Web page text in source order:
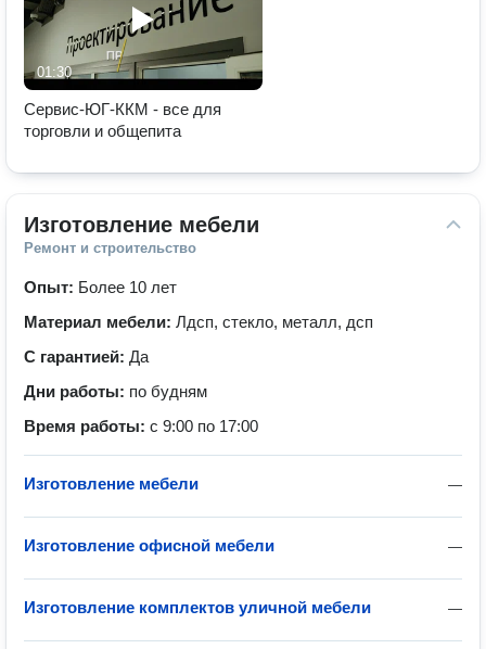
01:30
Сервис-ЮГ-ККМ - все для
торговли и общепита
Изготовление мебели
Ремонт и строительство
Опыт: Более 10 лет
Материал мебели: Лдсп, стекло, металл, дсп
С гарантией: Да
Дни работы: по будням
Время работы: с 9:00 по 17:00
—
Изготовление мебели
—
Изготовление офисной мебели
—
Изготовление комплектов уличной мебели